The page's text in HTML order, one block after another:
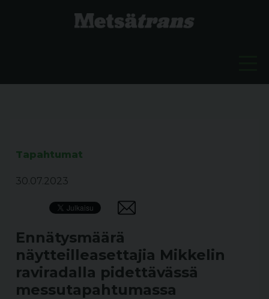
Tapahtumat
30.07.2023
Ennätysmäärä
näytteilleasettajia Mikkelin
raviradalla pidettävässä
messutapahtumassa